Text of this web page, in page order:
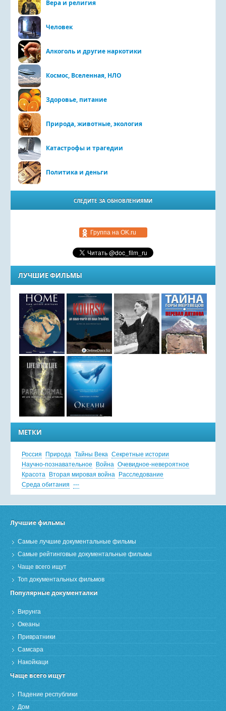
Вера и религия
Человек
Алкоголь и другие наркотики
Космос, Вселенная, НЛО
Здоровье, питание
Природа, животные, экология
Катастрофы и трагедии
Политика и деньги
СЛЕДИТЕ ЗА ОБНОВЛЕНИЯМИ
Группа на OK.ru
ЛУЧШИЕ ФИЛЬМЫ
МЕТКИ
Россия Природа Тайны Века Секретные истории
Научно-познавательное
Война Очевидное-невероятное
Красота
Вторая мировая война
Расследование
Среда обитания ---
Лучшие фильмы
Самые лучшие документальные фильмы
Самые рейтинговые документальные фильмы
Чаще всего ищут
Топ документальных фильмов
Популярные документалки
Вирунга
Океаны
Привратники
Самсара
Накойкаци
Чаще всего ищут
Падение республики
Дом